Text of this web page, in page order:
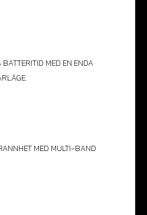
MED EN ENDA
MED MULTI-BAND